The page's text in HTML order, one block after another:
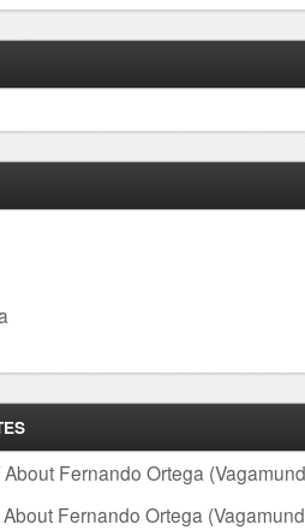
About Fernando Ortega
Fernando Ortega